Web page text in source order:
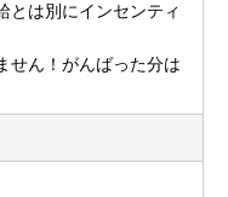
とは別にインセンティ
せん！がんばった分は